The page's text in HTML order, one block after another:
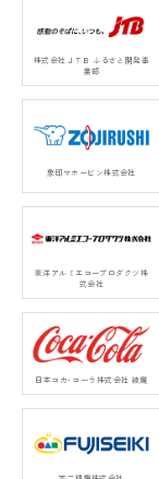
株式会社ＪＴＢ ふるさと開発事
業部
象印マホービン株式会社
東洋アルミエコープロダクツ株
式会社
日本コカ･コーラ株式会社 綾鷹